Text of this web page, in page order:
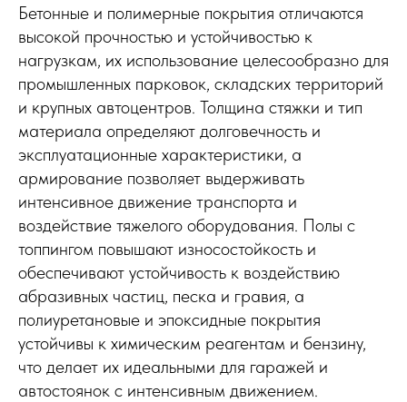
Бетонные и полимерные покрытия отличаются
высокой прочностью и устойчивостью к
нагрузкам, их использование целесообразно для
промышленных парковок, складских территорий
и крупных автоцентров. Толщина стяжки и тип
материала определяют долговечность и
эксплуатационные характеристики, а
армирование позволяет выдерживать
интенсивное движение транспорта и
воздействие тяжелого оборудования. Полы с
топпингом повышают износостойкость и
обеспечивают устойчивость к воздействию
абразивных частиц, песка и гравия, а
полиуретановые и эпоксидные покрытия
устойчивы к химическим реагентам и бензину,
что делает их идеальными для гаражей и
автостоянок с интенсивным движением.